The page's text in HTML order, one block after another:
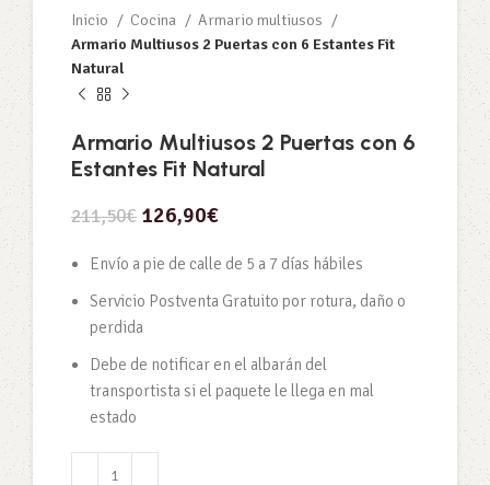
Inicio Cocina
Armario multiusos
Armario Multiusos 2 Puertas con 6 Estantes Fit
Natural
Armario Multiusos 2 Puertas con 6
Estantes Fit Natural
211,50€ 126,90€
Envío a pie de calle de 5 a 7 días hábiles
Servicio Postventa Gratuito por rotura, daño o
perdida
Debe de notificar en el albarán del
transportista si el paquete le llega en mal
estado